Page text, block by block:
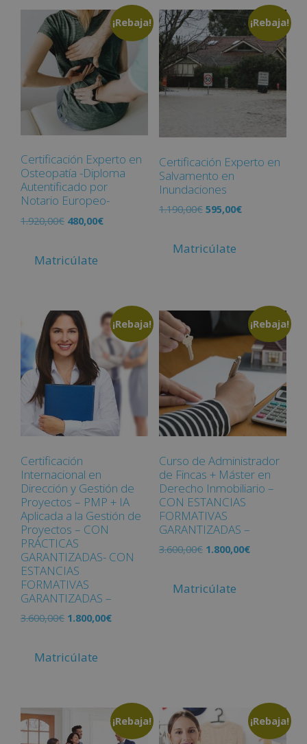
¡Rebaja!
Certificación Experto en
Osteopatía -Diploma
Autentificado por
Notario Europeo-
1.920,00€ 480,00€
Matricúlate
¡Rebaja!
Certificación Experto en
Salvamento en
Inundaciones
1.190,00€ 595,00€
Matricúlate
¡Rebaja!
Certificación
Internacional en
Dirección y Gestión de
Proyectos – PMP + IA
Aplicada a la Gestión de
Proyectos – CON
PRÁCTICAS
GARANTIZADAS- CON
ESTANCIAS
FORMATIVAS
GARANTIZADAS –
3.600,00€ 1.800,00€
Matricúlate
¡Rebaja!
Curso de Administrador
de Fincas + Máster en
Derecho Inmobiliario –
CON ESTANCIAS
FORMATIVAS
GARANTIZADAS –
3.600,00€ 1.800,00€
Matricúlate
¡Rebaja! ¡Rebaja!